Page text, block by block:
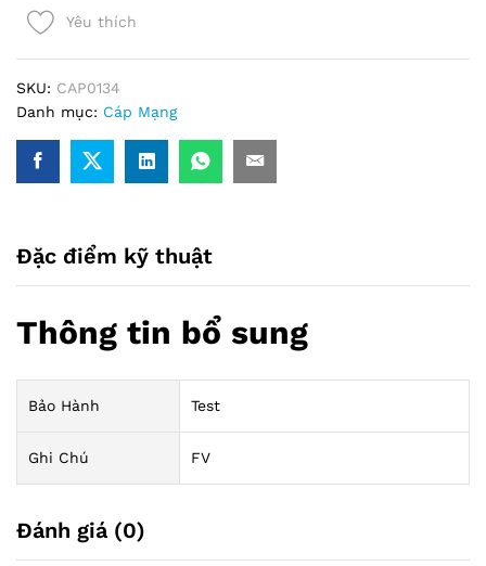
1m
quantity
Yêu thích
SKU: CAP0134
Danh mục: Cáp Mạng
Đặc điểm kỹ thuật
Thông tin bổ sung
Bảo Hành Test
Ghi Chú FV
Đánh giá (0)